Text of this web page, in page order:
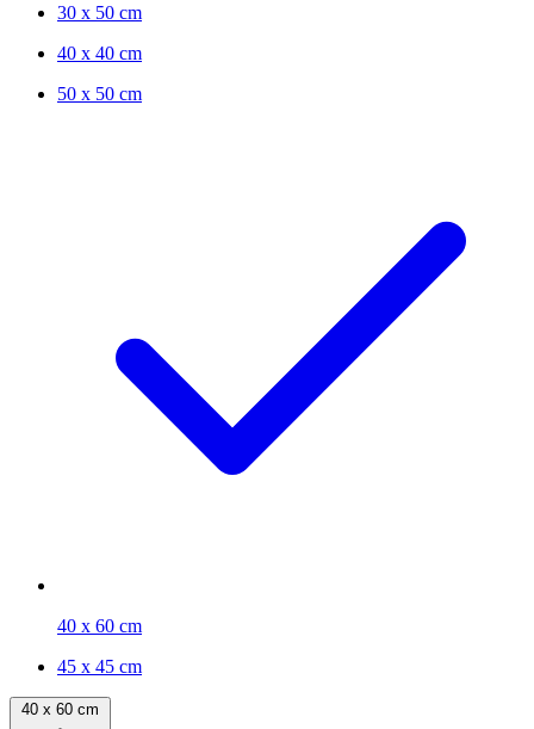
30 x 50 cm
40 x 40 cm
50 x 50 cm
40 x 60 cm
45 x 45 cm
40 x 60 cm